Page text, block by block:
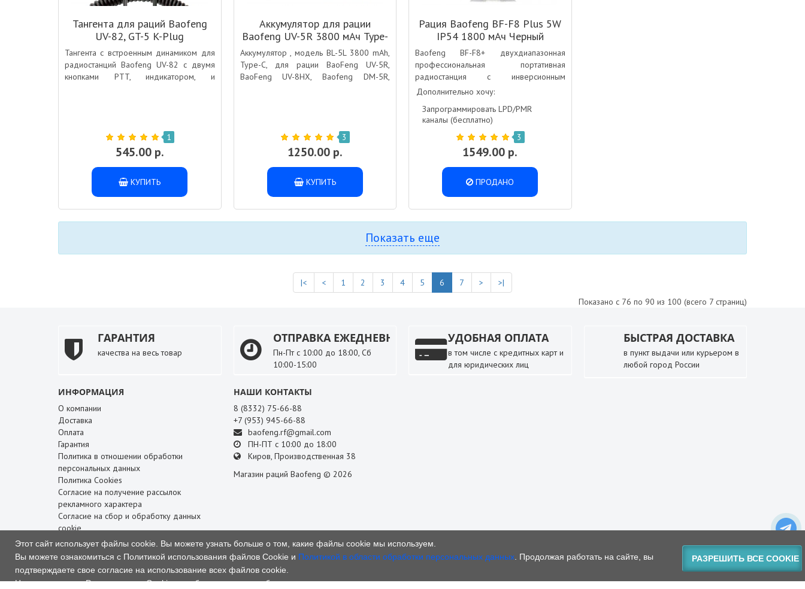
Тангента для раций Baofeng
UV-82, GT-5 K-Plug
Тангента с встроенным динамиком для
радиостанций Baofeng UV-82 с двумя
кнопками PTT, индикатором, и
1
545.00 р.
КУПИТЬ
Аккумулятор для рации
Baofeng UV-5R 3800 мАч Type-
C Компакт Черный
Аккумулятор , модель BL-5L 3800 mAh,
Type-C, для рации BaoFeng UV-5R,
BaoFeng UV-8HX, Baofeng DM-5R,
3
1250.00 р.
КУПИТЬ
Рация Baofeng BF-F8 Plus 5W
IP54 1800 мАч Черный
Baofeng BF-F8+ двухдиапазонная
профессиональная портативная
радиостанция с инверсионным
дисплеем
Дополнительно хочу:
Запрограммировать LPD/PMR
каналы (бесплатно)
3
1549.00 р.
ПРОДАНО
Показать еще
|< < 1 2 3 4 5 6 7 >
>|
Показано с 76 по 90 из 100 (всего 7 страниц)
ГАРАНТИЯ
качества на весь товар
ОТПРАВКА ЕЖЕДНЕВНО
Пн-Пт с 10:00 до 18:00, Сб
10:00-15:00
УДОБНАЯ ОПЛАТА
в том числе с кредитных карт и
для юридических лиц
БЫСТРАЯ ДОСТАВКА
в пункт выдачи или курьером в
любой город России
ИНФОРМАЦИЯ
О компании
Доставка
Оплата
Гарантия
Политика в отношении обработки
персональных данных
Политика Cookies
Согласие на получение рассылок
рекламного характера
Согласие на сбор и обработку данных
cookie
СЛУЖБА ПОДДЕРЖКИ
Связаться с нами
Карта сайта
НАШИ КОНТАКТЫ
8 (8332) 75-66-88
+7 (953) 945-66-88
baofeng.rf@gmail.com
ПН-ПТ с 10:00 до 18:00
Киров, Производственная 38
Магазин раций Baofeng © 2026
Этот сайт использует файлы cookie. Вы можете узнать больше о том, какие файлы cookie мы используем.
Вы можете ознакомиться с Политикой использования файлов Cookie и Политикой в области обработки персональных данных . Продолжая работать на сайте, вы
подтверждаете свое согласие на использование всех файлов cookie.
Нажмите кнопку «Разрешить все Cookie», чтобы скрыть это сообщение.
РАЗРЕШИТЬ ВСЕ COOKIE